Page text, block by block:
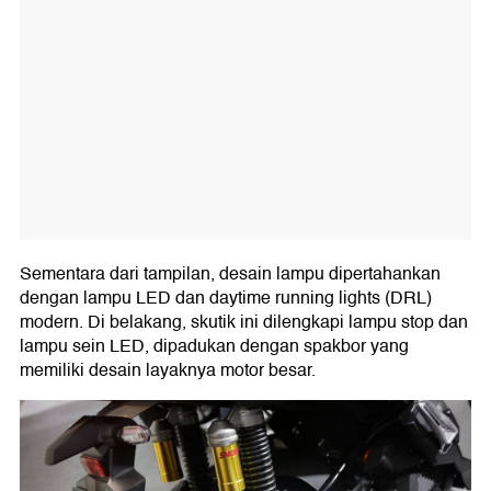
Sementara dari tampilan, desain lampu dipertahankan
dengan lampu LED dan daytime running lights (DRL)
modern. Di belakang, skutik ini dilengkapi lampu stop dan
lampu sein LED, dipadukan dengan spakbor yang
memiliki desain layaknya motor besar.